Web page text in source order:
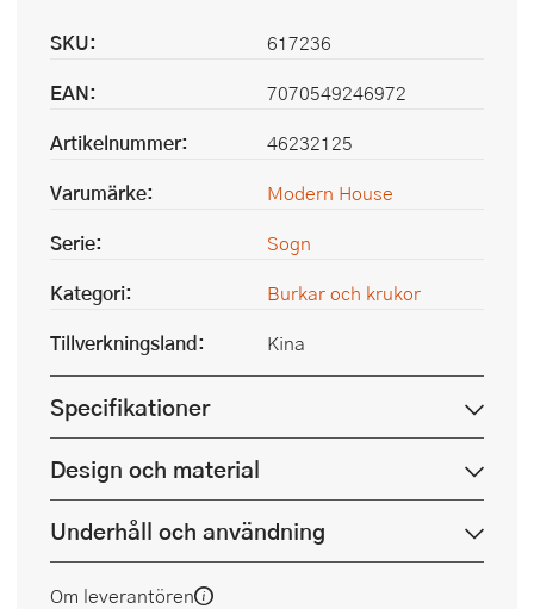
SKU:
617236
EAN:
7070549246972
Artikelnummer:
46232125
Varumärke:
Modern House
Serie:
Sogn
Kategori:
Burkar och krukor
Tillverkningsland:
Kina
Specifikationer
Design och material
Underhåll och användning
Om leverantören